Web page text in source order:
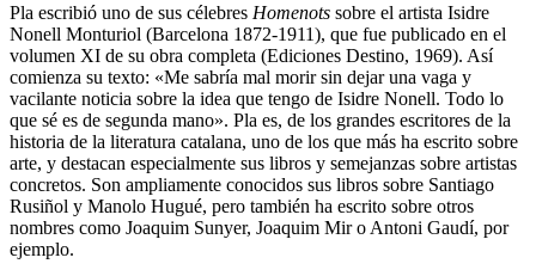
Pla escribió uno de sus célebres Homenots sobre el artista Isidre
Nonell Monturiol (Barcelona 1872-1911), que fue publicado en el
volumen XI de su obra completa (Ediciones Destino, 1969). Así
comienza su texto: «Me sabría mal morir sin dejar una vaga y
vacilante noticia sobre la idea que tengo de Isidre Nonell. Todo lo
que sé es de segunda mano». Pla es, de los grandes escritores de la
historia de la literatura catalana, uno de los que más ha escrito sobre
arte, y destacan especialmente sus libros y semejanzas sobre artistas
concretos. Son ampliamente conocidos sus libros sobre Santiago
Rusiñol y Manolo Hugué, pero también ha escrito sobre otros
nombres como Joaquim Sunyer, Joaquim Mir o Antoni Gaudí, por
ejemplo.